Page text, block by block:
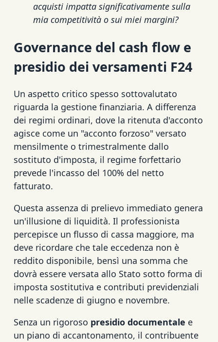
acquisti impatta significativamente sulla
mia competitività o sui miei margini?
Governance del cash flow e
presidio dei versamenti F24
Un aspetto critico spesso sottovalutato
riguarda la gestione finanziaria. A differenza
dei regimi ordinari, dove la ritenuta d'acconto
agisce come un "acconto forzoso" versato
mensilmente o trimestralmente dallo
sostituto d'imposta, il regime forfettario
prevede l'incasso del 100% del netto
fatturato.
Questa assenza di prelievo immediato genera
un'illusione di liquidità. Il professionista
percepisce un flusso di cassa maggiore, ma
deve ricordare che tale eccedenza non è
reddito disponibile, bensì una somma che
dovrà essere versata allo Stato sotto forma di
imposta sostitutiva e contributi previdenziali
nelle scadenze di giugno e novembre.
Senza un rigoroso presidio documentale e
un piano di accantonamento, il contribuente